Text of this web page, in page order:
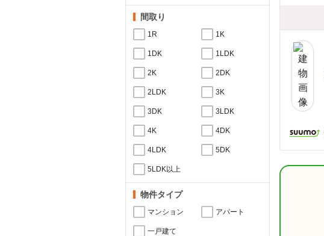
間取り
1R 1K
1DK 1LDK
2K 2DK
2LDK 3K
3DK 3LDK
4K 4DK
4LDK 5DK
5LDK以上
物件タイプ
マンション アパート
一戸建て